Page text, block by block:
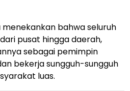
menekankan bahwa seluruh
pusat hingga daerah,
sebagai pemimpin
bekerja sungguh-sungguh
luas.